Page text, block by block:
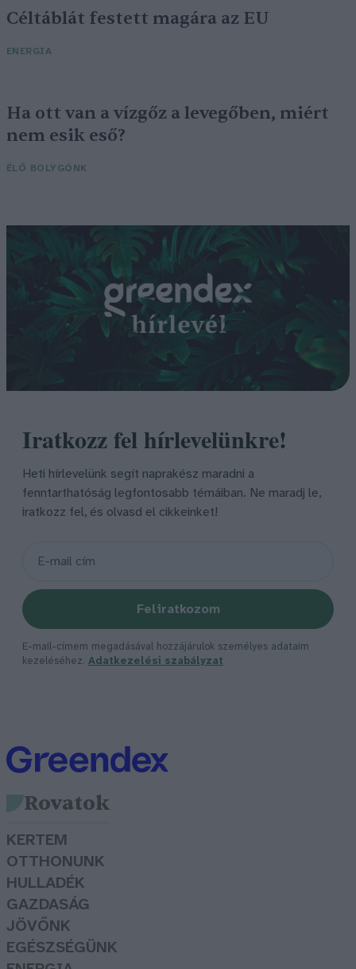
Céltáblát festett magára az EU
ENERGIA
Ha ott van a vízgőz a levegőben, miért
nem esik eső?
ÉLŐ BOLYGÓNK
Iratkozz fel hírlevelünkre!
Heti hírlevelünk segít naprakész maradni a
fenntarthatóság legfontosabb témáiban. Ne maradj le,
iratkozz fel, és olvasd el cikkeinket!
Feliratkozom
E-mail-címem megadásával hozzájárulok személyes adataim
kezeléséhez. Adatkezelési szabályzat
Rovatok
KERTEM
OTTHONUNK
HULLADÉK
GAZDASÁG
JÖVŐNK
EGÉSZSÉGÜNK